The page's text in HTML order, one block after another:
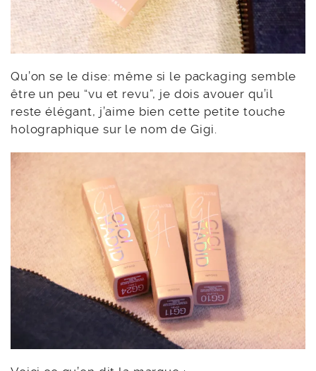
Qu’on se le dise: même si le packaging semble
être un peu “vu et revu”, je dois avouer qu’il
reste élégant, j’aime bien cette petite touche
holographique sur le nom de Gigi.